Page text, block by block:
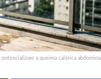
a queima calórica abdominal